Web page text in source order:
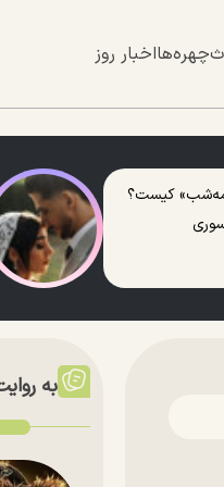
چهره‌هااخبار روز
کیست؟
سوری
به